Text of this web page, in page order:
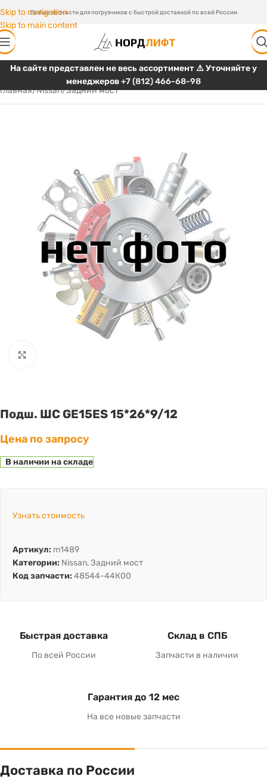
Skip to navigation
Skip to main content
Любые запчасти для погрузчиков с быстрой доставкой по всей России
На сайте представлен не весь ассортимент ⚠️ Уточняйте у
менеджеров+7 (812) 466-68-98
Главная/Nissan/Задний мост
Подш. ШС GE15ES 15*26*9/12
Цена по запросу
В наличии на складе
Узнать стоимость
Артикул: m1489
Категории: Nissan,Задний мост
Код запчасти: 48544-44К00
Быстрая доставка
По всей России
Склад в СПБ
Запчасти в наличии
Гарантия до 12 мес
На все новые запчасти
Доставка по России